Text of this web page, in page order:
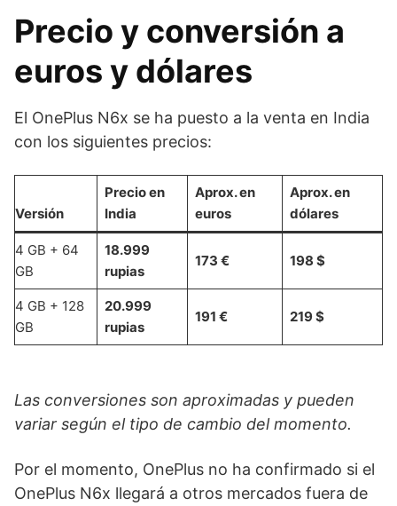
Precio y conversión a
euros y dólares
El OnePlus N6x se ha puesto a la venta en India
con los siguientes precios:
Versión
Precio en
India
Aprox. en
euros
Aprox. en
dólares
4 GB + 64
GB
18.999
rupias
173 € 198 $
4 GB + 128
GB
20.999
rupias
191 € 219 $
Las conversiones son aproximadas y pueden
variar según el tipo de cambio del momento.
Por el momento, OnePlus no ha confirmado si el
OnePlus N6x llegará a otros mercados fuera de